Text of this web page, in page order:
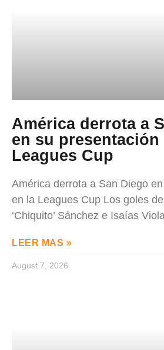
América derrota a
en su presentación
Leagues Cup
América derrota a San Diego
en la Leagues Cup Los goles
‘Chiquito’ Sánchez e Isaías
LEER MAS »
August 7, 2026